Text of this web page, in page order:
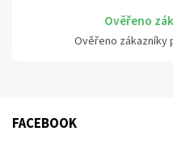
Ověřeno
Ověřeno zákazníky
FACEBOOK